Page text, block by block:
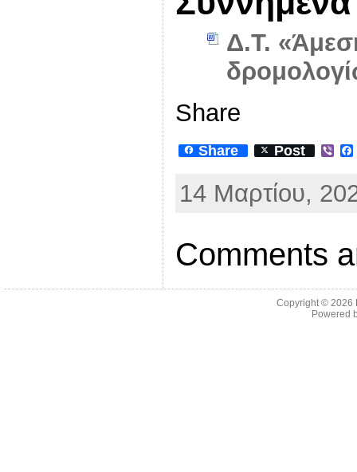
Δ.Τ.
Share
Share Post
V
e
r
14 Μαρτίου,
Comments
Copyright © 2026
Powered